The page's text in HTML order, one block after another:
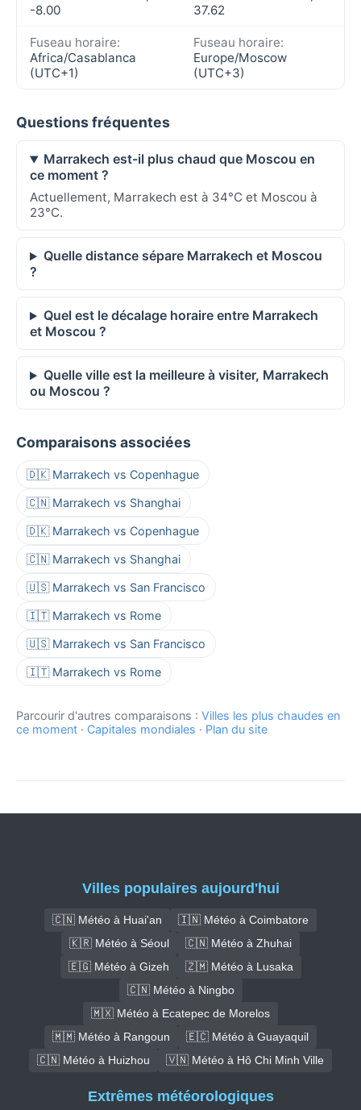
-8.00
37.62
Fuseau horaire:
Africa/Casablanca
(UTC+1)
Fuseau horaire:
Europe/Moscow
(UTC+3)
Questions fréquentes
Marrakech est-il plus chaud que Moscou en
ce moment ?
Actuellement, Marrakech est à 34°C et Moscou à
23°C.
Quelle distance sépare Marrakech et Moscou
?
Quel est le décalage horaire entre Marrakech
et Moscou ?
Quelle ville est la meilleure à visiter, Marrakech
ou Moscou ?
Comparaisons associées
🇩🇰 Marrakech vs Copenhague
🇨🇳 Marrakech vs Shanghai
🇩🇰 Marrakech vs Copenhague
🇨🇳 Marrakech vs Shanghai
🇺🇸 Marrakech vs San Francisco
🇮🇹 Marrakech vs Rome
🇺🇸 Marrakech vs San Francisco
🇮🇹 Marrakech vs Rome
Parcourir d'autres comparaisons : Villes les plus chaudes en
ce moment · Capitales mondiales · Plan du site
Villes populaires aujourd'hui
🇨🇳 Météo à Huai'an
🇮🇳 Météo à Coimbatore
🇰🇷 Météo à Séoul
🇨🇳 Météo à Zhuhai
🇪🇬 Météo à Gizeh
🇿🇲 Météo à Lusaka
🇨🇳 Météo à Ningbo
🇲🇽 Météo à Ecatepec de Morelos
🇲🇲 Météo à Rangoun
🇪🇨 Météo à Guayaquil
🇨🇳 Météo à Huizhou
🇻🇳 Météo à Hô Chi Minh Ville
Extrêmes météorologiques